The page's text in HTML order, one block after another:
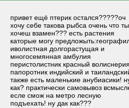
привет ещё птерик остался?????оч
хочу себе такова рыбса очень что ты
хочеш взамен??? есть растения
каторые могу
иволистная долгорастущая и
многосемянная амбулия
перистолистник красный
папоротник индийский и
также есть маленькие анубиасики!
как? практически самовывоз
есле смож на метро лесную
подъехать! ну дак как???